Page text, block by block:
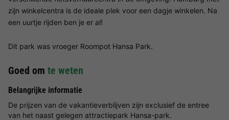
zijn winkelcentra is de ideale plek voor een dagje winkelen. Na
een uurtje rijden ben je er al!
Dit park was vroeger Roompot Hansa Park.
Goed om te weten
Belangrijke informatie
De prijzen van de vakantieverblijven zijn exclusief de entree
van het naast gelegen attractiepark Hansa-park.